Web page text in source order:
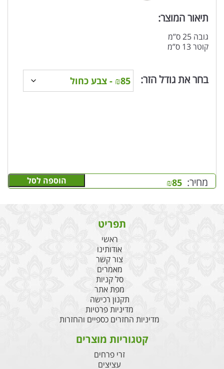
תיאור המוצר:
גובה 25 ס”מ
קוטר 13 ס”מ
בחר את גודל הזר:
מחיר: ₪85 הוספה לסל
תפריט
ראשי
אודותינו
צור קשר
מאמרים
סל קניות
מפת אתר
תקנון רכישה
מדיניות פרטיות
מדיניות החזרים כספיים והחזרות
קטגוריות מוצרים
זרי פרחים
עציצים